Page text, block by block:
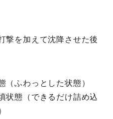
撃を加えて沈降させた後
（ふわっとした状態）
状態（できるだけ詰め込